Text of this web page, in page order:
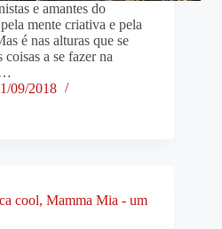
e amantes do
mente criativa e pela
é nas alturas que se
a se fazer na
09/2018
cool, Mamma Mia - um